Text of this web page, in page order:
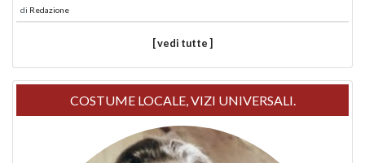
di Redazione
[ vedi tutte ]
COSTUME LOCALE, VIZI UNIVERSALI.